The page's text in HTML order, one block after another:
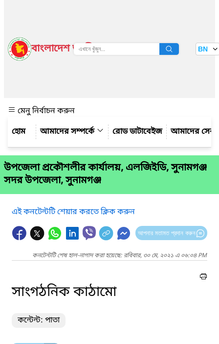
বাংলাদেশ জাতীয় তথ্য বাতায়ন BN
মেনু নির্বাচন করুন
আমাদের সম্পর্কে
রোড ডাটাবেইজ আমাদের সেবা
উপজেলা প্রকৌশলীর কার্যালয়, এলজিইডি, সুনামগঞ্জ
সদর উপজেলা, সুনামগঞ্জ
এই কনটেন্টটি শেয়ার করতে ক্লিক করুন
আপনার মতামত প্রদান করুন
কনটেন্টটি শেষ হাল-নাগাদ করা হয়েছে: রবিবার, ৩০ মে, ২০২১ এ ০৬:০৪ PM
সাংগঠনিক কাঠামো
কন্টেন্ট: পাতা